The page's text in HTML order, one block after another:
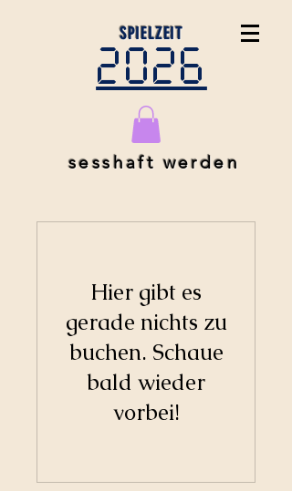
SPIELZEIT
2026
sesshaft werden
Hier gibt es
gerade nichts zu
buchen. Schaue
bald wieder
vorbei!